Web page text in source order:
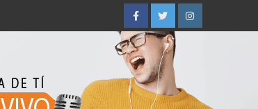
FacebookTwitterInstagram